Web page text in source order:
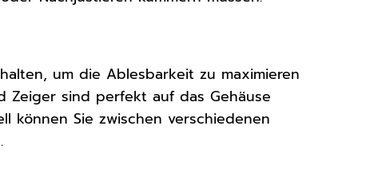
um die Ablesbarkeit zu maximieren
Zeiger sind perfekt auf das Gehäuse
können Sie zwischen verschiedenen